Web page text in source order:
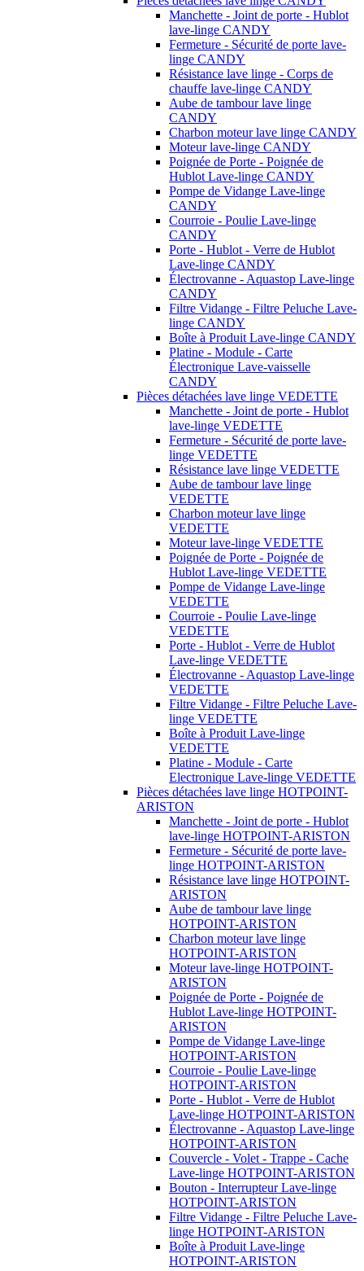
Manchette - Joint de porte - Hublot
lave-linge CANDY
Fermeture - Sécurité de porte lave-
linge CANDY
Résistance lave linge - Corps de
chauffe lave-linge CANDY
Aube de tambour lave linge
CANDY
Charbon moteur lave linge CANDY
Moteur lave-linge CANDY
Poignée de Porte - Poignée de
Hublot Lave-linge CANDY
Pompe de Vidange Lave-linge
CANDY
Courroie - Poulie Lave-linge
CANDY
Porte - Hublot - Verre de Hublot
Lave-linge CANDY
Électrovanne - Aquastop Lave-linge
CANDY
Filtre Vidange - Filtre Peluche Lave-
linge CANDY
Boîte à Produit Lave-linge CANDY
Platine - Module - Carte
Électronique Lave-vaisselle
CANDY
Pièces détachées lave linge VEDETTE
Manchette - Joint de porte - Hublot
lave-linge VEDETTE
Fermeture - Sécurité de porte lave-
linge VEDETTE
Résistance lave linge VEDETTE
Aube de tambour lave linge
VEDETTE
Charbon moteur lave linge
VEDETTE
Moteur lave-linge VEDETTE
Poignée de Porte - Poignée de
Hublot Lave-linge VEDETTE
Pompe de Vidange Lave-linge
VEDETTE
Courroie - Poulie Lave-linge
VEDETTE
Porte - Hublot - Verre de Hublot
Lave-linge VEDETTE
Électrovanne - Aquastop Lave-linge
VEDETTE
Filtre Vidange - Filtre Peluche Lave-
linge VEDETTE
Boîte à Produit Lave-linge
VEDETTE
Platine - Module - Carte
Electronique Lave-linge VEDETTE
Pièces détachées lave linge HOTPOINT-
ARISTON
Manchette - Joint de porte - Hublot
lave-linge HOTPOINT-ARISTON
Fermeture - Sécurité de porte lave-
linge HOTPOINT-ARISTON
Résistance lave linge HOTPOINT-
ARISTON
Aube de tambour lave linge
HOTPOINT-ARISTON
Charbon moteur lave linge
HOTPOINT-ARISTON
Moteur lave-linge HOTPOINT-
ARISTON
Poignée de Porte - Poignée de
Hublot Lave-linge HOTPOINT-
ARISTON
Pompe de Vidange Lave-linge
HOTPOINT-ARISTON
Courroie - Poulie Lave-linge
HOTPOINT-ARISTON
Porte - Hublot - Verre de Hublot
Lave-linge HOTPOINT-ARISTON
Électrovanne - Aquastop Lave-linge
HOTPOINT-ARISTON
Couvercle - Volet - Trappe - Cache
Lave-linge HOTPOINT-ARISTON
Bouton - Interrupteur Lave-linge
HOTPOINT-ARISTON
Filtre Vidange - Filtre Peluche Lave-
linge HOTPOINT-ARISTON
Boîte à Produit Lave-linge
HOTPOINT-ARISTON